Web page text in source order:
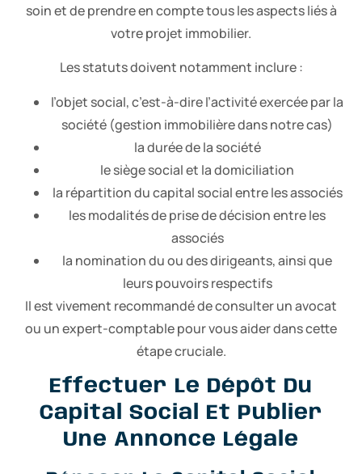
soin et de prendre en compte tous les aspects liés à
votre projet immobilier.
Les statuts doivent notamment inclure :
l’objet social, c’est-à-dire l’activité exercée par la
société (gestion immobilière dans notre cas)
la durée de la société
le siège social et la domiciliation
la répartition du capital social entre les associés
les modalités de prise de décision entre les
associés
la nomination du ou des dirigeants, ainsi que
leurs pouvoirs respectifs
Il est vivement recommandé de consulter un avocat
ou un expert-comptable pour vous aider dans cette
étape cruciale.
Effectuer Le Dépôt Du
Capital Social Et Publier
Une Annonce Légale